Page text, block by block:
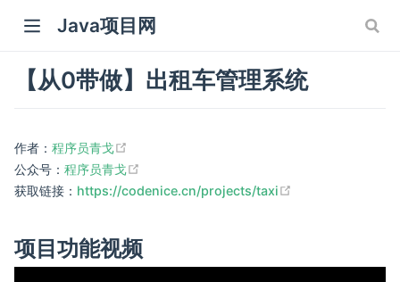
Java项目网
window)
【从0带做】出租车管理系统
作者： 程序员青戈
公众号： 程序员青戈
获取链接： https://codenice.cn/projects/taxi
项目功能视频